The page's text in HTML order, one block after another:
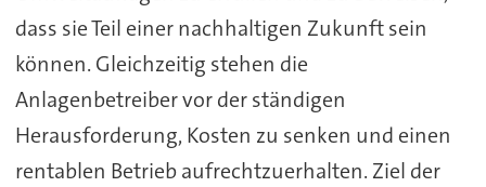
dass sie Teil einer nachhaltigen Zukunft sein
können. Gleichzeitig stehen die
Anlagenbetreiber vor der ständigen
Herausforderung, Kosten zu senken und einen
rentablen Betrieb aufrechtzuerhalten. Ziel der